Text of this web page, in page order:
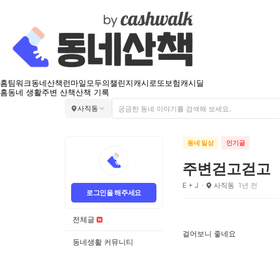
홈팀워크동네산책 런마일모두의챌린지캐시로또보험캐시딜
홈동네 생활주변 산책산책 기록
사직동
로그인을 해주세요
전체글
동네생활 커뮤니티
동네 일상 인기글
주변걷고걷고
E + J 사직동 1년 전
걸어보니 좋네요